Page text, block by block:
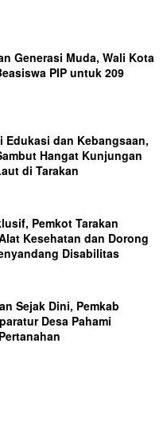
Generasi Muda, Wali Kota
PIP untuk 209
Edukasi dan Kebangsaan,
Hangat Kunjungan
di Tarakan
Pemkot Tarakan
Kesehatan dan Dorong
Disabilitas
Sejak Dini, Pemkab
Desa Pahami